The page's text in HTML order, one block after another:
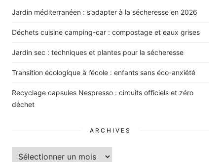
Jardin méditerranéen : s’adapter à la sécheresse en 2026
Déchets cuisine camping-car : compostage et eaux grises
Jardin sec : techniques et plantes pour la sécheresse
Transition écologique à l’école : enfants sans éco-anxiété
Recyclage capsules Nespresso : circuits officiels et zéro
déchet
ARCHIVES
Archives